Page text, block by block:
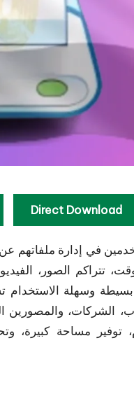
Direct Download
تتراكم الصور،
بسيطة وسهلة
الشركات،
توفير مساحة